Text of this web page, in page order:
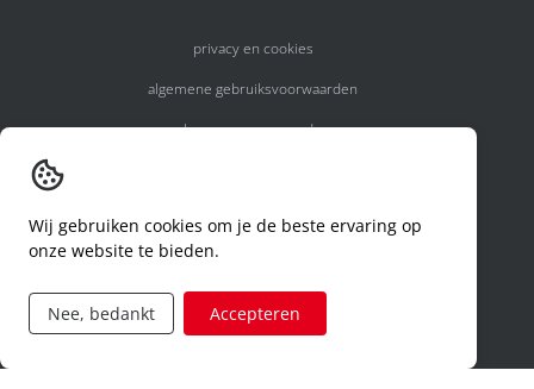
privacy en cookies
algemene gebruiksvoorwaarden
algemene voorwaarden
code of conduct
aanvraag rechten ivm privacy
Wij gebruiken cookies om je de beste ervaring op
onze website te bieden.
Nee, bedankt Accepteren